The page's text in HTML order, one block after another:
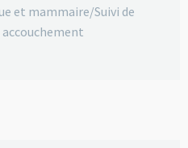
et mammaire/Suivi de